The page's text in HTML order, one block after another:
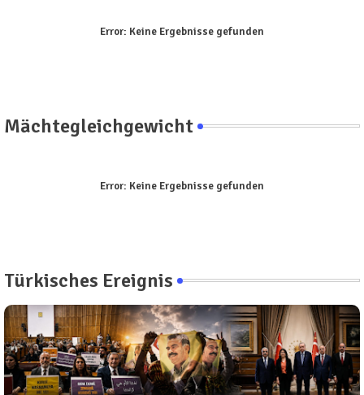
Error: Keine Ergebnisse gefunden
Mächtegleichgewicht
Error: Keine Ergebnisse gefunden
Türkisches Ereignis